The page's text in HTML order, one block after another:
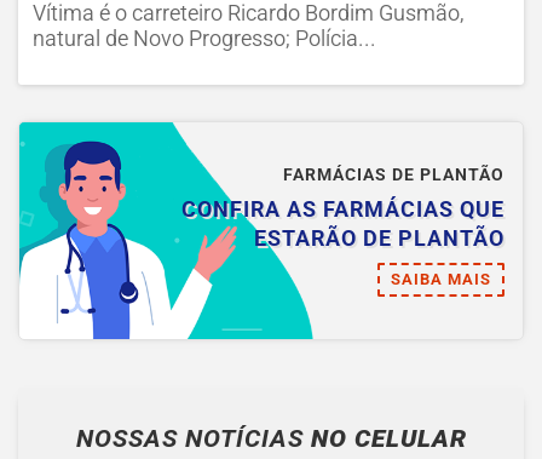
Vítima é o carreteiro Ricardo Bordim Gusmão,
natural de Novo Progresso; Polícia...
FARMÁCIAS DE PLANTÃO
CONFIRA AS FARMÁCIAS QUE
ESTARÃO DE PLANTÃO
SAIBA MAIS
NOSSAS NOTÍCIAS NO CELULAR